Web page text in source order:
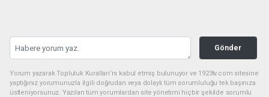
Gönder
Yorum yazarak Topluluk Kuralları’nı kabul etmiş bulunuyor ve 1923tv.com sitesine
yaptığınız yorumunuzla ilgili doğrudan veya dolaylı tüm sorumluluğu tek başınıza
üstleniyorsunuz. Yazılan tüm yorumlardan site yönetimi hiçbir şekilde sorumlu